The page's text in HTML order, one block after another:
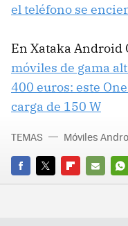
el teléfono se
En Xataka Android
móviles de gama
400 euros: este
carga de 150 W
FACEBOOK
TWITTERFLIPBOARD
E-
TEMAS Móviles